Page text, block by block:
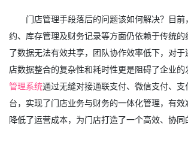
门店管理手段落后的问题该如何解决？目
约、库存管理及财务记录等方面仍依赖于传统
了数据无法有效共享，团队协作效率低下，对
店数据整合的复杂性和耗时性更是阻碍了企业的
管理系统通过无缝对接通联支付、微信支付、
台，实现了门店业务与财务的一体化管理，有效
降低了运营成本，为门店打造了一个高效、协同